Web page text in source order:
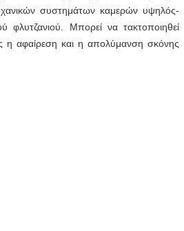
συστημάτων καμερών υψηλός-
φλυτζανιού. Μπορεί να τακτοποιηθεί
η αφαίρεση και η απολύμανση σκόνης